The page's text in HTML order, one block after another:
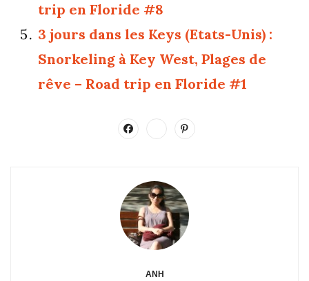
trip en Floride #8
3 jours dans les Keys (Etats-Unis) :
Snorkeling à Key West, Plages de
rêve – Road trip en Floride #1
ANH